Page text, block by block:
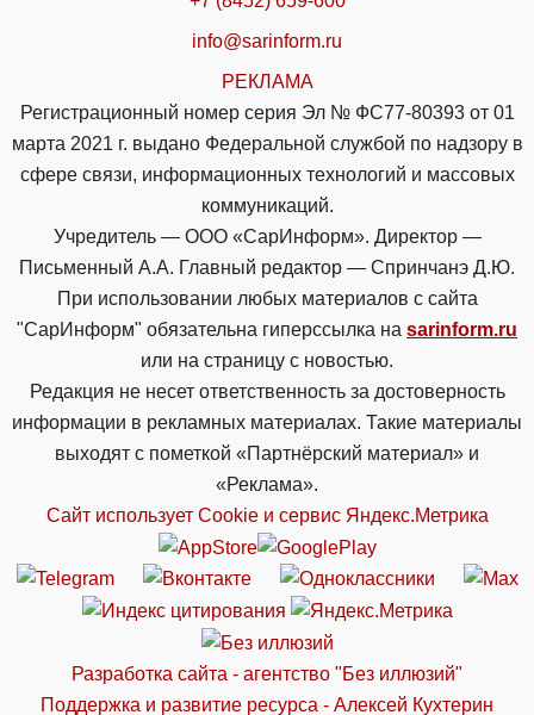
info@sarinform.ru
РЕКЛАМА
Регистрационный номер серия Эл № ФС77-80393 от 01
марта 2021 г. выдано Федеральной службой по надзору в
сфере связи, информационных технологий и массовых
коммуникаций.
Учредитель — ООО «СарИнформ». Директор —
Письменный А.А. Главный редактор — Спринчанэ Д.Ю.
При использовании любых материалов с сайта
"СарИнформ" обязательна гиперссылка на sarinform.ru
или на страницу с новостью.
Редакция не несет ответственность за достоверность
информации в рекламных материалах. Такие материалы
выходят с пометкой «Партнёрский материал» и
«Реклама».
Сайт использует Cookie и сервиc Яндекс.Метрика
Разработка сайта - агентство "Без иллюзий"
Поддержка и развитие ресурса - Алексей Кухтерин